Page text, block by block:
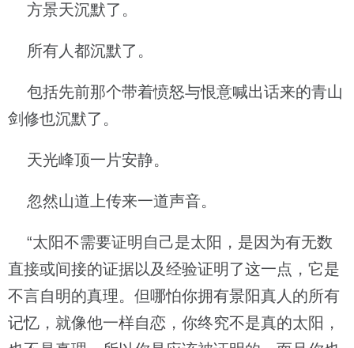
方景天沉默了。
所有人都沉默了。
包括先前那个带着愤怒与恨意喊出话来的青山
剑修也沉默了。
天光峰顶一片安静。
忽然山道上传来一道声音。
“太阳不需要证明自己是太阳，是因为有无数
直接或间接的证据以及经验证明了这一点，它是
不言自明的真理。但哪怕你拥有景阳真人的所有
记忆，就像他一样自恋，你终究不是真的太阳，